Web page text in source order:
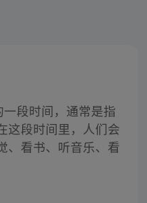
一段时间，通常是指
这段时间里，人们会
、看书、听音乐、看